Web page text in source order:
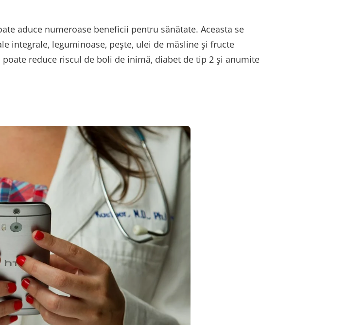
aduce numeroase beneficii pentru sănătate. Aceasta se
integrale, leguminoase, pește, ulei de măsline și fructe
reduce riscul de boli de inimă, diabet de tip 2 și anumite